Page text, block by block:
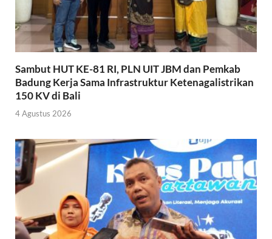
Sambut HUT KE-81 RI, PLN UIT JBM dan Pemkab
Badung Kerja Sama Infrastruktur Ketenagalistrikan
150 KV di Bali
4 Agustus 2026